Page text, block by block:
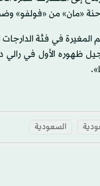
ظهوره الأول في رالي
السعودية